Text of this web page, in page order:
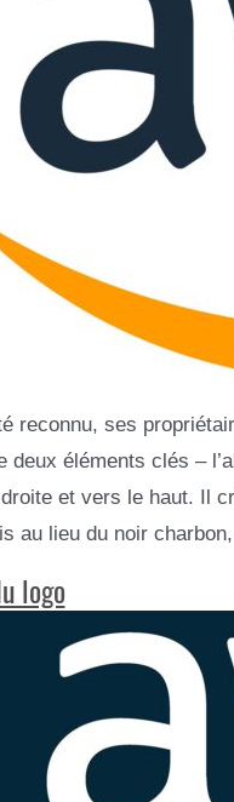
reconnu, ses
deux éléments clés –
et vers le haut. Il
au lieu du noir
logo